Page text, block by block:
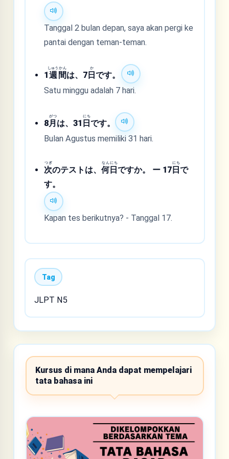
Tanggal 2 bulan depan, saya akan pergi ke
pantai dengan teman-teman.
1週
しゅう
間
かん
は、7日
か
です。
Satu minggu adalah 7 hari.
8月
がつ
は、31 日
にち
です。
Bulan Agustus memiliki 31 hari.
次
つぎ
のテストは、何
なん
日
にち
ですか。 ー 17 日
にち
で
す。
Kapan tes berikutnya? - Tanggal 17.
Tag
JLPT N5
Kursus di mana Anda dapat mempelajari
tata bahasa ini